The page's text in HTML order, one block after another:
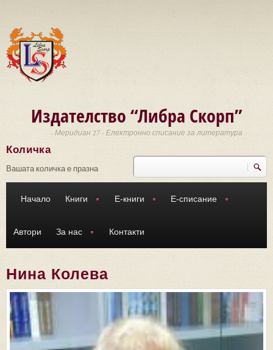
Издателство “Либра Скорп”
Меридиан 27 - Електронно списание за литература
Търси
Количка
Вашата количка е празна
Начало Книги Е-книги Е-списание
Автори За нас Контакти
Нина Колева